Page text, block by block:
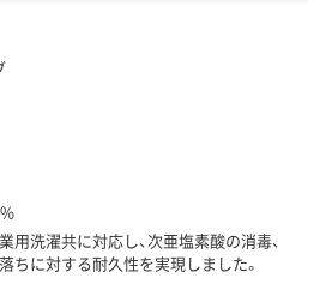
用洗濯共に対応し、次亜塩素酸の消毒、
ちに対する耐久性を実現しました。